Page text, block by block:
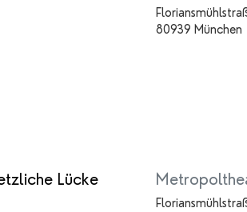
80939 München
Lücke